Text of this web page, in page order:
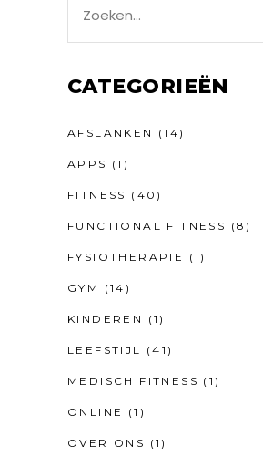
for:
CATEGORIEËN
AFSLANKEN (14)
APPS (1)
FITNESS (40)
FUNCTIONAL FITNESS (8)
FYSIOTHERAPIE (1)
GYM (14)
KINDEREN (1)
LEEFSTIJL (41)
MEDISCH FITNESS (1)
ONLINE (1)
OVER ONS (1)